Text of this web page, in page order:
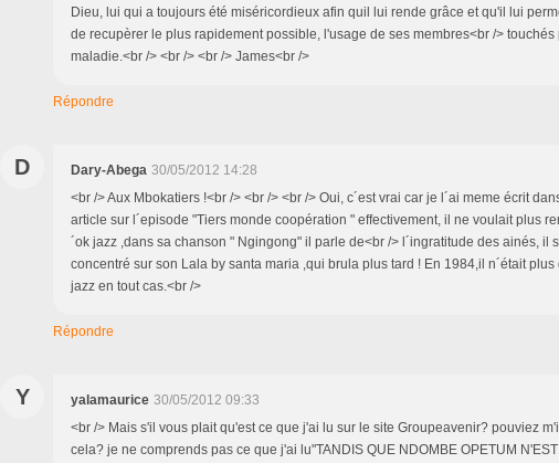
Dieu, lui qui a toujours été miséricordieux afin quil lui rende grâce et qu'il lui
de recupèrer le plus rapidement possible, l'usage de ses membres<br /> touchés
maladie.<br /> <br /> <br /> James<br />
Répondre
D Dary-Abega 30/05/2012 14:28
<br /> Aux Mbokatiers !<br /> <br /> <br /> Oui, c´est vrai car je l´ai meme écrit
article sur l´episode "Tiers monde coopération " effectivement, il ne voulait plus
´ok jazz ,dans sa chanson " Ngingong" il parle de<br /> l´ingratitude des ainés, il
concentré sur son Lala by santa maria ,qui brula plus tard ! En 1984,il n´était plus
jazz en tout cas.<br />
Répondre
Y yalamaurice 30/05/2012 09:33
<br /> Mais s'il vous plait qu'est ce que j'ai lu sur le site Groupeavenir? pouviez
cela? je ne comprends pas ce que j'ai lu"TANDIS QUE NDOMBE OPETUM